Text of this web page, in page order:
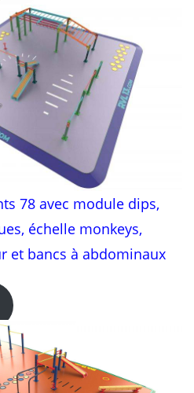
78 avec module dips,
échelle monkeys,
et bancs à abdominaux
Sportif Enfants 78